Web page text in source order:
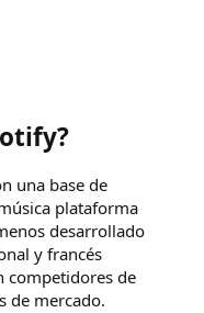
una base de
plataforma
desarrollado
y francés
competidores de
de mercado.